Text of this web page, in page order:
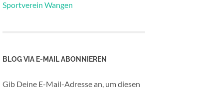
Sportverein Wangen
BLOG VIA E-MAIL ABONNIEREN
Gib Deine E-Mail-Adresse an, um diesen